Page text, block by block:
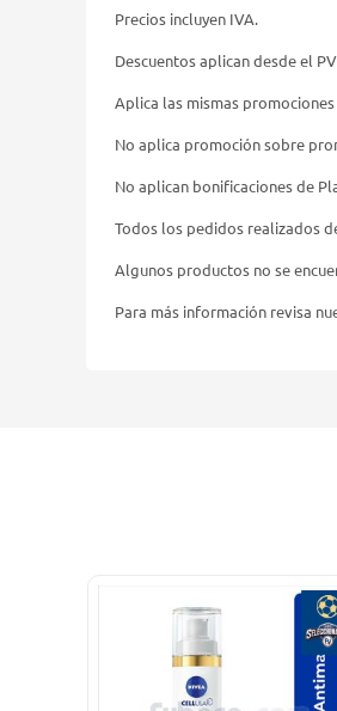
Precios incluyen IVA.
Descuentos aplican desde el
Aplica las mismas
No aplica promoción sobre
No aplican bonificaciones de
Todos los pedidos realizados
Algunos productos no se
Para más información revisa